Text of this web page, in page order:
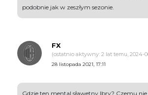
podobnie jak w zeszłym sezonie.
FX
(ostatnio aktywny: 2 lat temu, 2024-
28 listopada 2021, 17:11
Gdzie ten mental sławetny Ibry? Czemu nie